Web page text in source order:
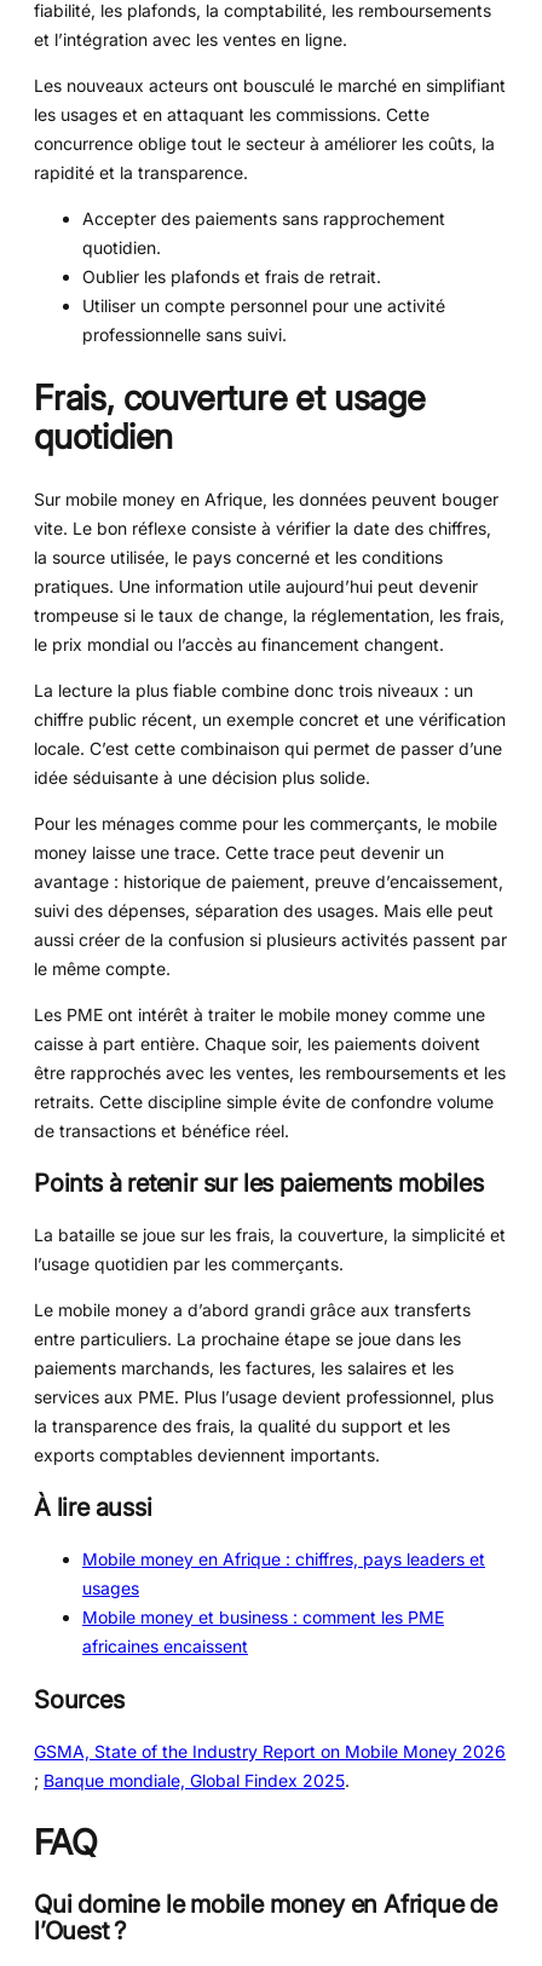
fiabilité, les plafonds, la comptabilité, les remboursements
et l’intégration avec les ventes en ligne.
Les nouveaux acteurs ont bousculé le marché en simplifiant
les usages et en attaquant les commissions. Cette
concurrence oblige tout le secteur à améliorer les coûts, la
rapidité et la transparence.
Accepter des paiements sans rapprochement
quotidien.
Oublier les plafonds et frais de retrait.
Utiliser un compte personnel pour une activité
professionnelle sans suivi.
Frais, couverture et usage
quotidien
Sur mobile money en Afrique, les données peuvent bouger
vite. Le bon réflexe consiste à vérifier la date des chiffres,
la source utilisée, le pays concerné et les conditions
pratiques. Une information utile aujourd’hui peut devenir
trompeuse si le taux de change, la réglementation, les frais,
le prix mondial ou l’accès au financement changent.
La lecture la plus fiable combine donc trois niveaux : un
chiffre public récent, un exemple concret et une vérification
locale. C’est cette combinaison qui permet de passer d’une
idée séduisante à une décision plus solide.
Pour les ménages comme pour les commerçants, le mobile
money laisse une trace. Cette trace peut devenir un
avantage : historique de paiement, preuve d’encaissement,
suivi des dépenses, séparation des usages. Mais elle peut
aussi créer de la confusion si plusieurs activités passent par
le même compte.
Les PME ont intérêt à traiter le mobile money comme une
caisse à part entière. Chaque soir, les paiements doivent
être rapprochés avec les ventes, les remboursements et les
retraits. Cette discipline simple évite de confondre volume
de transactions et bénéfice réel.
Points à retenir sur les paiements mobiles
La bataille se joue sur les frais, la couverture, la simplicité et
l’usage quotidien par les commerçants.
Le mobile money a d’abord grandi grâce aux transferts
entre particuliers. La prochaine étape se joue dans les
paiements marchands, les factures, les salaires et les
services aux PME. Plus l’usage devient professionnel, plus
la transparence des frais, la qualité du support et les
exports comptables deviennent importants.
À lire aussi
Mobile money en Afrique : chiffres, pays leaders et
usages
Mobile money et business : comment les PME
africaines encaissent
Sources
GSMA, State of the Industry Report on Mobile Money 2026
; Banque mondiale, Global Findex 2025.
FAQ
Qui domine le mobile money en Afrique de
l’Ouest ?